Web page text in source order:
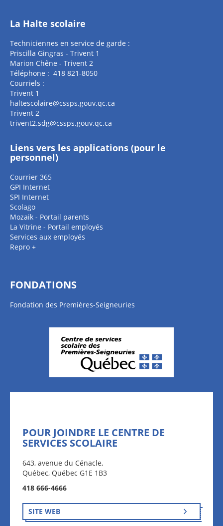
La Halte scolaire
Techniciennes en service de garde :
Priscilla Gingras - Trivent 1
Marion Chêne - Trivent 2
Téléphone : 418 821-8050
Courriels :
Trivent 1
haltescolaire@cssps.gouv.qc.ca
Trivent 2
trivent2.sdg@cssps.gouv.qc.ca
Liens vers les applications (pour le
personnel)
Courrier 365
GPI Internet
SPI Internet
Scolago
Mozaik - Portail parents
La Vitrine - Portail employés
Services aux employés
Repro +
FONDATIONS
Fondation des Premières-Seigneuries
POUR JOINDRE LE CENTRE DE
SERVICES SCOLAIRE
643, avenue du Cénacle,
Québec, Québec G1E 1B3
418 666-4666
SITE WEB